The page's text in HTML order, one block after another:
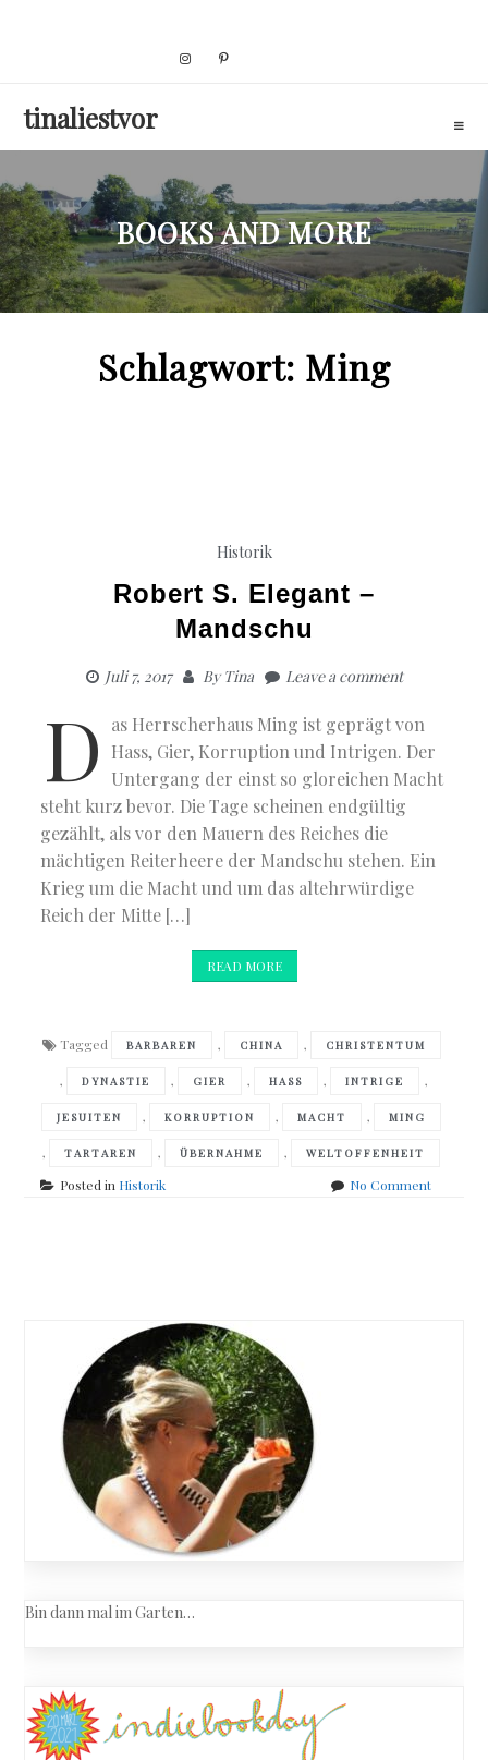
tinaliestvor
BOOKS AND MORE
Schlagwort: Ming
Historik
Robert S. Elegant –
Mandschu
Juli 7, 2017 ByTina Leave a comment
D
as Herrscherhaus Ming ist geprägt von
Hass, Gier, Korruption und Intrigen. Der
Untergang der einst so gloreichen Macht
steht kurz bevor. Die Tage scheinen endgültig
gezählt, als vor den Mauern des Reiches die
mächtigen Reiterheere der Mandschu stehen. Ein
Krieg um die Macht und um das altehrwürdige
Reich der Mitte […]
READ MORE
Tagged BARBAREN , CHINA , CHRISTENTUM
, DYNASTIE , GIER , HASS , INTRIGE ,
JESUITEN , KORRUPTION , MACHT , MING
, TARTAREN , ÜBERNAHME , WELTOFFENHEIT
Posted in Historik No Commenton
navigation
Bin dann mal im Garten…